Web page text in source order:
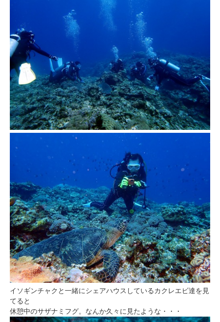
イソギンチャクと一緒にシェアハウスしているカクレエビ達を見
てると
休憩中のサザナミフグ。なんか久々に見たような・・・